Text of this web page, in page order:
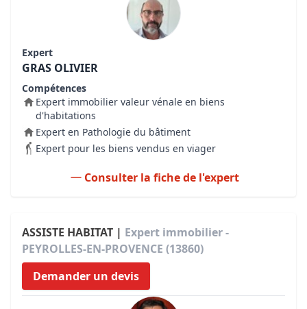
Expert
GRAS OLIVIER
Compétences
Expert immobilier valeur vénale en biens
d'habitations
Expert en Pathologie du bâtiment
Expert pour les biens vendus en viager
Consulter la fiche de l'expert
ASSISTE HABITAT | Expert immobilier -
PEYROLLES-EN-PROVENCE (13860)
Demander un devis